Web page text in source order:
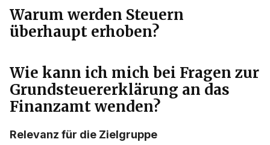
Warum werden Steuern
überhaupt erhoben?
Wie kann ich mich bei Fragen zur
Grundsteuererklärung an das
Finanzamt wenden?
Relevanz für die Zielgruppe